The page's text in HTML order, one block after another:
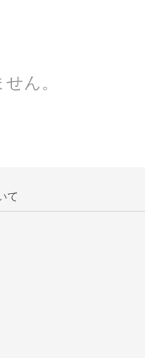
ん。
て